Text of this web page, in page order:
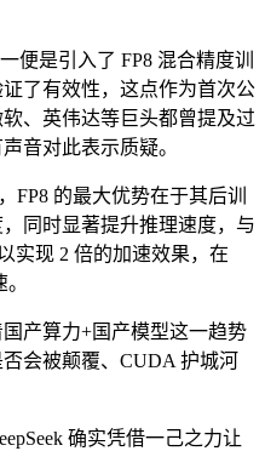
是引入了 FP8 混合精度训
了有效性，这点作为首次公
、英伟达等巨头都曾提及过
音对此表示质疑。
的最大优势在于其后训
同时显著提升推理速度，与
实现 2 倍的加速效果，在
产算力+国产模型这一趋势
会被颠覆、CUDA 护城河
确实凭借一己之力让